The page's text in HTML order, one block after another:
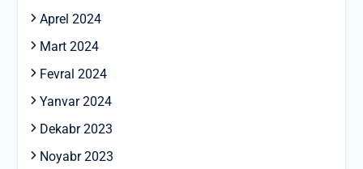
Aprel 2024
Mart 2024
Fevral 2024
Yanvar 2024
Dekabr 2023
Noyabr 2023